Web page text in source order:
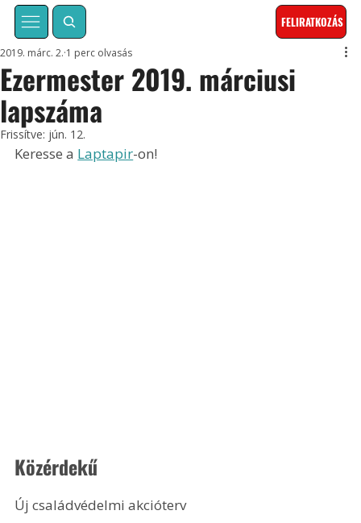
FELIRATKOZÁS
Ezermester 2019. márciusi
lapszáma
2019. márc. 2. 1 perc olvasás
Frissítve: jún. 12.
Keresse a Laptapir-on!
Közérdekű
Új családvédelmi akcióterv